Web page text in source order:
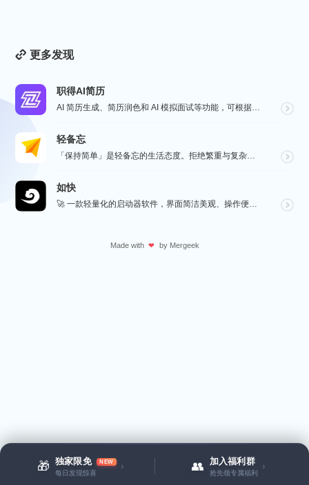
🎁 独家限免 NEW
每日发现惊喜
› 👥 加入福利群
抢先领专属福利
›
更多发现
职得AI简历
AI 简历生成、简历润色和 AI 模拟面试等功能，可根据指定的求职岗位，一键快速生成高匹配的简历内容...
轻备忘
「保持简单」是轻备忘的生活态度。拒绝繁重与复杂，致力于快速记录与回顾，打造如轻风拂面、水过无痕的使用...
如快
🚀 一款轻量化的启动器软件，界面简洁美观、操作便捷，并且支持插件开发。支持全键盘操作。开发者目前处于...
Made with ❤ by Mergeek